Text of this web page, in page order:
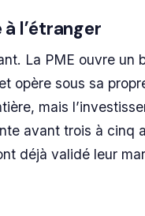
l’étranger
La PME ouvre un
opère sous sa
mais
avant trois à cinq
déjà validé leur